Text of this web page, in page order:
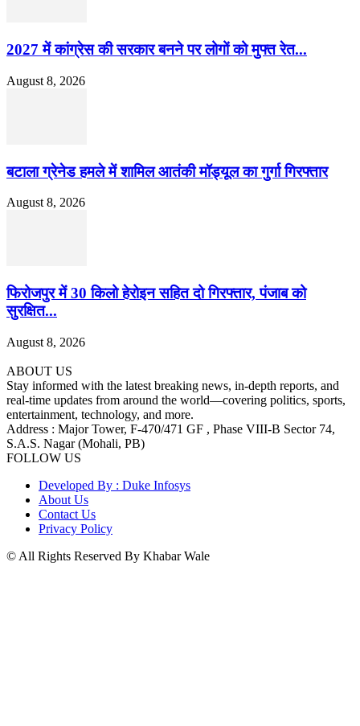
2027 में कांग्रेस की सरकार बनने पर लोगों को मुफ्त रेत...
August 8, 2026
बटाला ग्रेनेड हमले में शामिल आतंकी मॉड्यूल का गुर्गा गिरफ्तार
August 8, 2026
फिरोजपुर में 30 किलो हेरोइन सहित दो गिरफ्तार, पंजाब को
सुरक्षित...
August 8, 2026
ABOUT US
Stay informed with the latest breaking news, in-depth reports, and
real-time updates from around the world—covering politics, sports,
entertainment, technology, and more.
Address : Major Tower, F-470/471 GF , Phase VIII-B Sector 74,
S.A.S. Nagar (Mohali, PB)
FOLLOW US
Developed By : Duke Infosys
About Us
Contact Us
Privacy Policy
© All Rights Reserved By Khabar Wale